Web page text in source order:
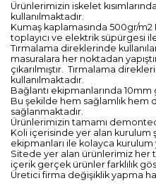
Ürünlerimizin iskelet
kullanılmaktadır.
Kumaş kaplamasında 500gr/m2
toplayıcı ve elektrik süpürgesi
Tırmalama direklerinde
masuralara her noktadan
çıkarılmıştır. Tırmalama
kullanılmaktadır.
Bağlantı ekipmanlarında 10mm
Bu şekilde hem sağlamlık hem
sağlanmaktadır.
Ürünlerimizin tamamı
Koli içerisinde yer alan kurulum
ekipmanları ile kolayca
Sitede yer alan ürünlerimiz her
içerik gerçek ürünler farklılık
Üretici firma değişiklik yapma